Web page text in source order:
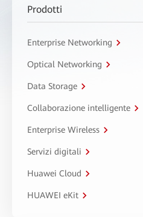
Prodotti
Enterprise Networking
Optical Networking
Data Storage
Collaborazione intelligente
Enterprise Wireless
Servizi digitali
Huawei Cloud
HUAWEI eKit